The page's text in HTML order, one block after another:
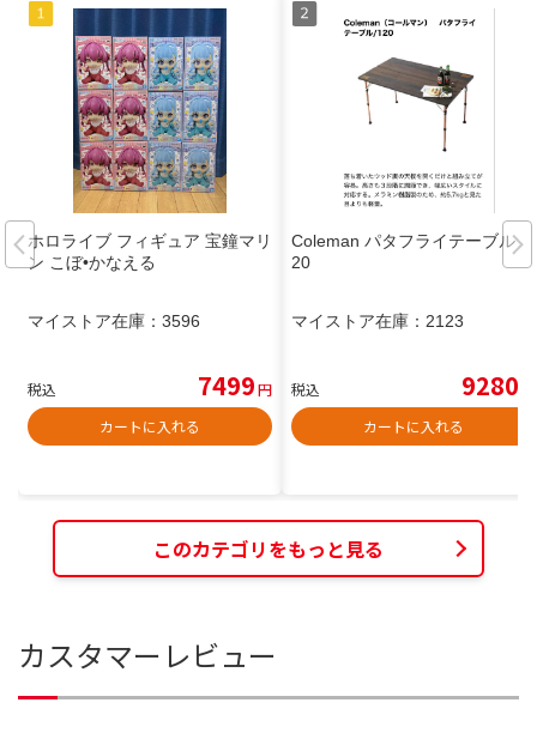
ホロライブ フィギュア 宝鐘マリ
ン こぼ•かなえる
マイストア在庫： 3596
税込 7499円
カートに入れる
Coleman パタフライテーブル 1
20
マイストア在庫： 2123
税込 9280
カートに入れる
このカテゴリをもっと見る
カスタマーレビュー